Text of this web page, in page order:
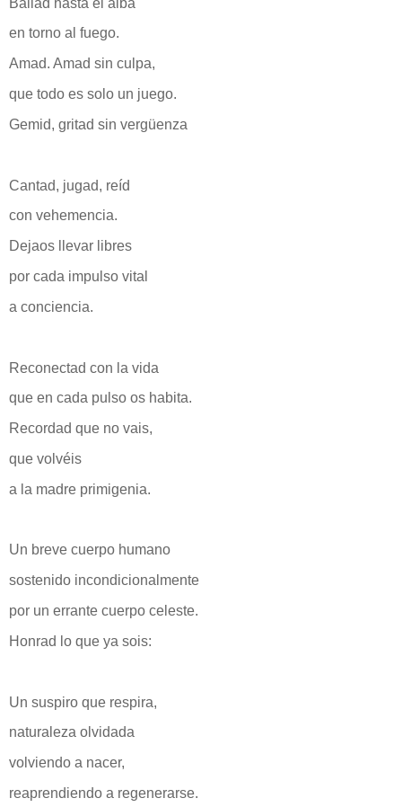
en torno al fuego.
Amad. Amad sin culpa,
que todo es solo un juego.
Gemid, gritad sin vergüenza
Cantad, jugad, reíd
con vehemencia.
Dejaos llevar libres
por cada impulso vital
a conciencia.
Reconectad con la vida
que en cada pulso os habita.
Recordad que no vais,
que volvéis
a la madre primigenia.
Un breve cuerpo humano
sostenido incondicionalmente
por un errante cuerpo celeste.
Honrad lo que ya sois:
Un suspiro que respira,
naturaleza olvidada
volviendo a nacer,
reaprendiendo a regenerarse.